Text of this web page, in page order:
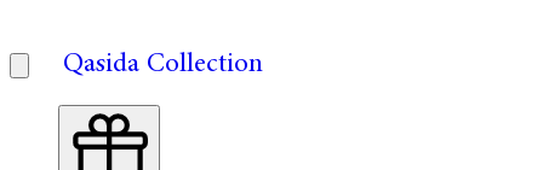
Qasida Collection